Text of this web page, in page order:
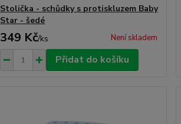
Stolička - schůdky s protiskluzem Baby
Star - šedé
349 Kč/ks Není skladem
Přidat do košíku